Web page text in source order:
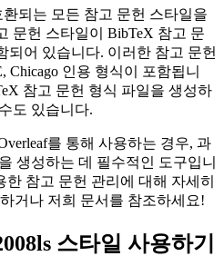
되는 모든 참고 문헌 스타일을
문헌 스타일이 BibTeX 참고 문
되어 있습니다. 이러한 참고 문헌
Chicago 인용 형식이 포함됩니
참고 문헌 형식 파일을 생성하
도 있습니다.
를 통해 사용하는 경우, 과
생성하는 데 필수적인 도구입니
한 참고 문헌 관리에 대해 자세히
거나 저희 문서를 참조하세요!
스타일 사용하기